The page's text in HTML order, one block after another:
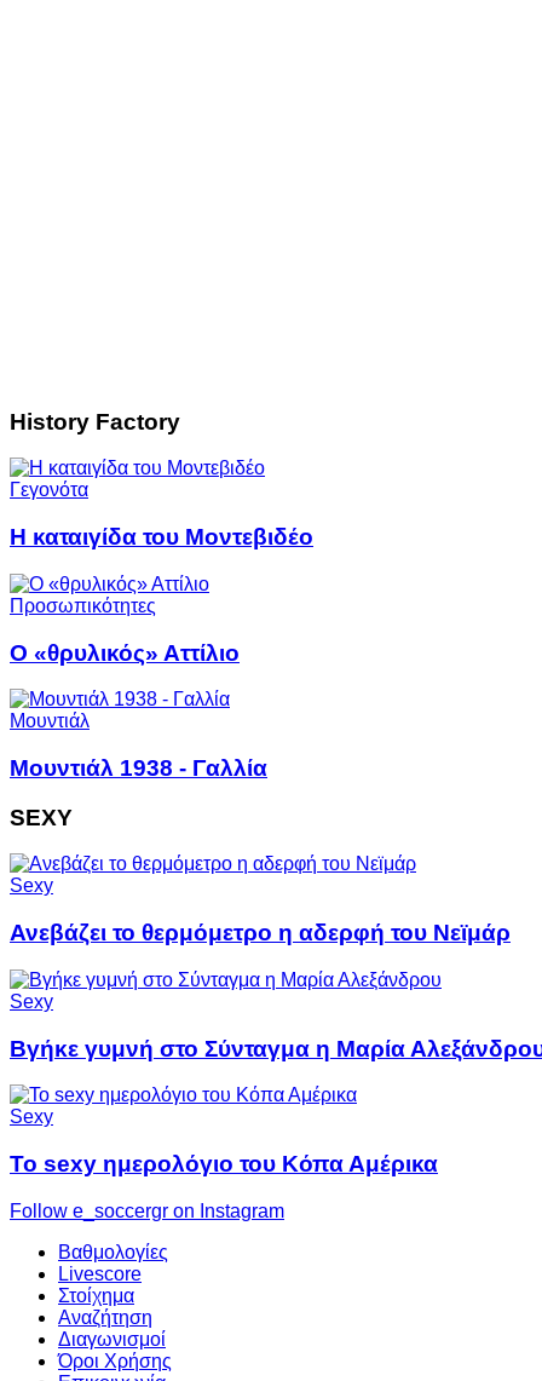
History Factory
Γεγονότα
Η καταιγίδα του Μοντεβιδέο
Προσωπικότητες
Ο «θρυλικός» Αττίλιο
Μουντιάλ
Μουντιάλ 1938 - Γαλλία
SEXY
Sexy
Ανεβάζει το θερμόμετρο η αδερφή του Νεϊμάρ
Sexy
Βγήκε γυμνή στο Σύνταγμα η Μαρία
Sexy
Το sexy ημερολόγιο του Κόπα Αμέρικα
Follow e_soccergr on Instagram
Βαθμολογίες
Livescore
Στοίχημα
Αναζήτηση
Διαγωνισμοί
Όροι Χρήσης